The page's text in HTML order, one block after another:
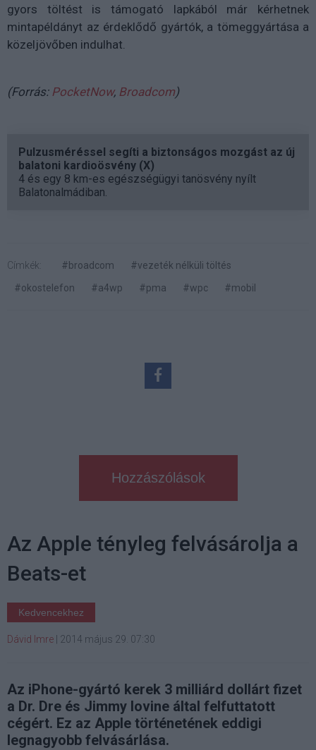
gyors töltést is támogató lapkából már kérhetnek
mintapéldányt az érdeklődő gyártók, a tömeggyártása a
közeljövőben indulhat.
(Forrás: PocketNow, Broadcom)
Pulzusméréssel segíti a biztonságos mozgást az új
balatoni kardioösvény (X)
4 és egy 8 km-es egészségügyi tanösvény nyílt
Balatonalmádiban.
Címkék: #broadcom
#vezeték nélküli töltés
#okostelefon
#a4wp #pma #wpc #mobil
Hozzászólások
Az Apple tényleg felvásárolja a
Beats-et
Kedvencekhez
Dávid Imre 2014 május 29. 07:30
Az iPhone-gyártó kerek 3 milliárd dollárt fizet
a Dr. Dre és Jimmy Iovine által felfuttatott
cégért. Ez az Apple történetének eddigi
legnagyobb felvásárlása.